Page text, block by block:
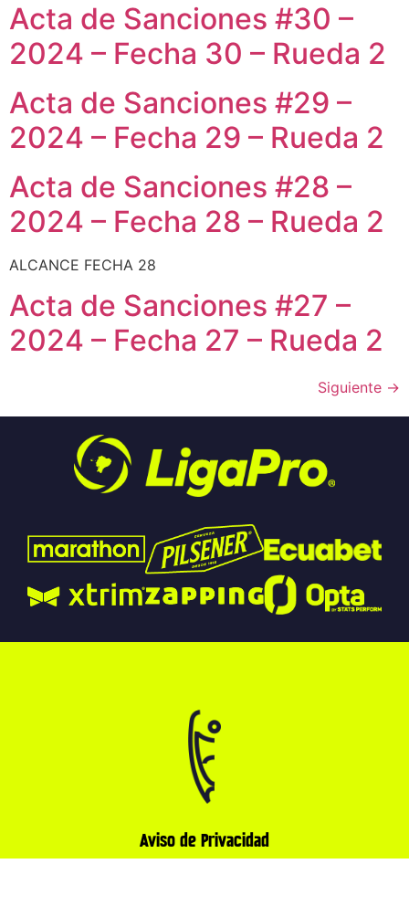
Acta de Sanciones #30 –
2024 – Fecha 30 – Rueda 2
Acta de Sanciones #29 –
2024 – Fecha 29 – Rueda 2
Acta de Sanciones #28 –
2024 – Fecha 28 – Rueda 2
ALCANCE FECHA 28
Acta de Sanciones #27 –
2024 – Fecha 27 – Rueda 2
Siguiente →
Aviso de Privacidad